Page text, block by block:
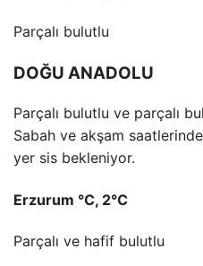
Parçalı bulutlu
DOĞU ANADOLU
Parçalı bulutlu ve parçalı
Sabah ve akşam
yer sis bekleniyor.
Erzurum °C, 2°C
Parçalı ve hafif bulutlu